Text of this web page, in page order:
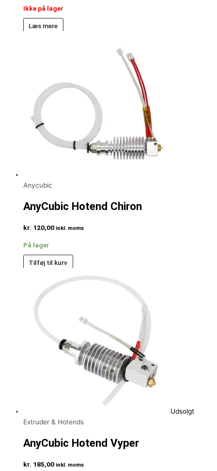
Ikke på lager
Læs mere
Anycubic
AnyCubic Hotend Chiron
kr. 120,00 inkl. moms
På lager
Tilføj til kurv
Udsolgt
Extruder & Hotends
AnyCubic Hotend Vyper
kr. 185,00 inkl. moms